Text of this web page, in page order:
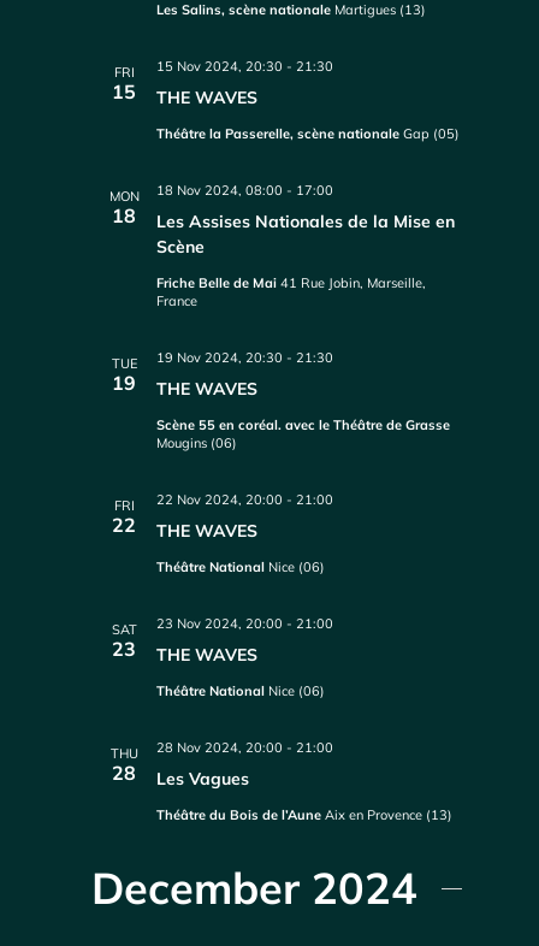
Les Salins, scène nationale Martigues (13)
FRI
15 THE WAVES
15 Nov 2024, 20:30 -21:30
Théâtre la Passerelle, scène nationaleGap (05)
MON
18
Les Assises Nationales de la Mise en
Scène
18 Nov 2024, 08:00 - 17:00
Friche Belle de Mai41 Rue Jobin, Marseille,
France
TUE
19 THE WAVES
19 Nov 2024, 20:30 -21:30
Scène 55 en coréal. avec le Théâtre de Grasse
Mougins (06)
FRI
22 THE WAVES
22 Nov 2024, 20:00 -21:00
Théâtre National Nice (06)
SAT
23 THE WAVES
23 Nov 2024, 20:00 -21:00
Théâtre National Nice (06)
THU
28 Les Vagues
28 Nov 2024, 20:00 -21:00
Théâtre du Bois de l’AuneAix en Provence (13)
December 2024